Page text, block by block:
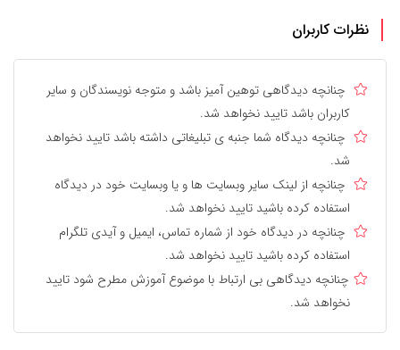
نظرات کاربران
چنانچه دیدگاهی توهین آمیز باشد و متوجه نویسندگان و سایر
کاربران باشد تایید نخواهد شد.
چنانچه دیدگاه شما جنبه ی تبلیغاتی داشته باشد تایید نخواهد
شد.
چنانچه از لینک سایر وبسایت ها و یا وبسایت خود در دیدگاه
استفاده کرده باشید تایید نخواهد شد.
چنانچه در دیدگاه خود از شماره تماس، ایمیل و آیدی تلگرام
استفاده کرده باشید تایید نخواهد شد.
چنانچه دیدگاهی بی ارتباط با موضوع آموزش مطرح شود تایید
نخواهد شد.